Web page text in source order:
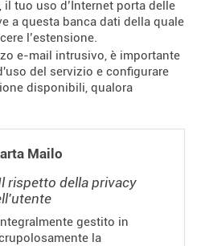
tuo uso d’Internet porta delle
a questa banca dati della quale
l’estensione.
e-mail intrusivo, è importante
del servizio e configurare
disponibili, qualora
Mailo
rispetto della privacy
gestito in
la